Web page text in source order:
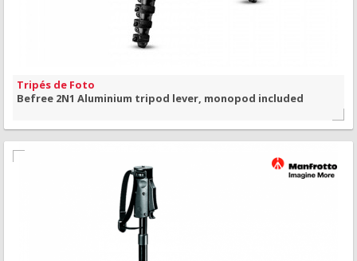
Tripés de Foto
Befree 2N1 Aluminium tripod lever, monopod included